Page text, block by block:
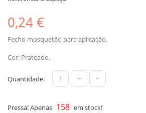
0,24 €
Fecho mosquetão para aplicação.
Cor: Prateado.
Quantidade: + -
Pressa! Apenas 158 em stock!